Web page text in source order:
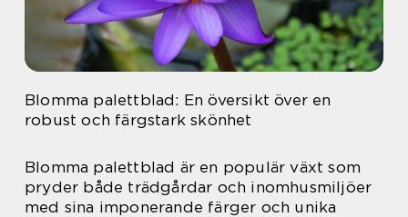
Blomma palettblad: En översikt över en
robust och färgstark skönhet
Blomma palettblad är en populär växt som
pryder både trädgårdar och inomhusmiljöer
med sina imponerande färger och unika